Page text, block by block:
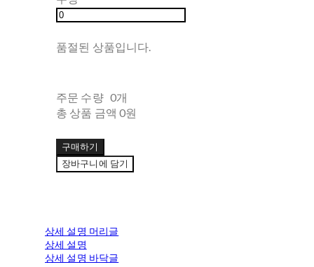
품절된 상품입니다.
주문 수량 0개
총 상품 금액 0원
구매하기
장바구니에 담기
상세 설명 머리글
상세 설명
상세 설명 바닥글